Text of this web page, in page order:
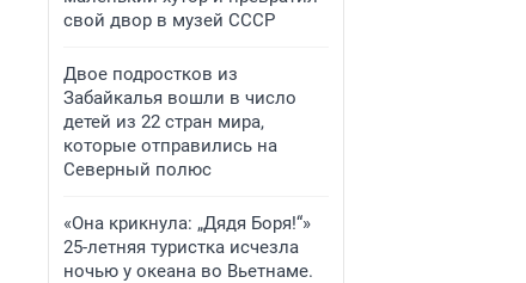
свой двор в музей СССР
Двое подростков из
Забайкалья вошли в число
детей из 22 стран мира,
которые отправились на
Северный полюс
«Она крикнула: „Дядя Боря!“»
25-летняя туристка исчезла
ночью у океана во Вьетнаме.